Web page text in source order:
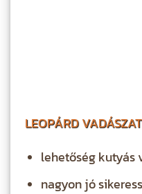
LEOPÁRD
lehetőség kutyás
nagyon jó